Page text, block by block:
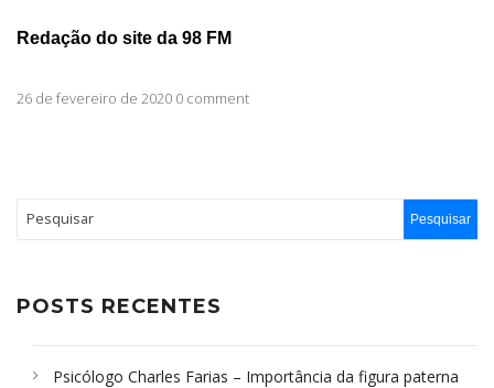
Redação do site da 98 FM
26 de fevereiro de 2020 0 comment
POSTS RECENTES
Psicólogo Charles Farias – Importância da figura paterna